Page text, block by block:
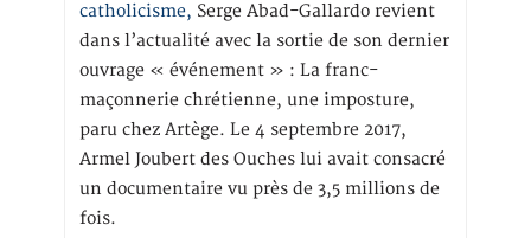
catholicisme, Serge Abad-Gallardo revient
dans l’actualité avec la sortie de son dernier
ouvrage « événement » : La franc-
maçonnerie chrétienne, une imposture,
paru chez Artège. Le 4 septembre 2017,
Armel Joubert des Ouches lui avait consacré
un documentaire vu près de 3,5 millions de
fois.